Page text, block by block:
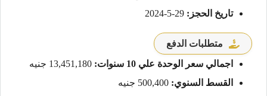
تاريخ الحجز:
متطلبات الدفع
اجمالي سعر الوحدة علي 10 سنوات:
القسط السنوي: